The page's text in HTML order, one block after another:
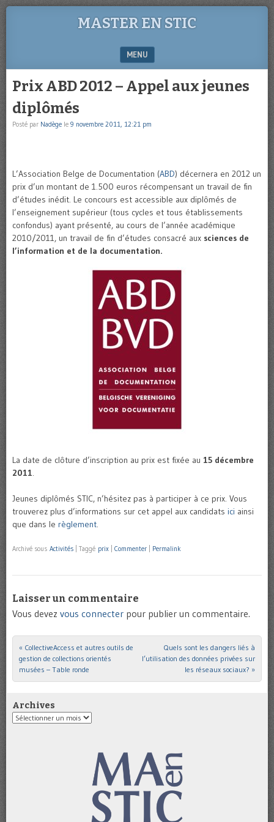
MASTER EN STIC
MENU
Prix ABD 2012 – Appel aux jeunes
diplômés
Posté par Nadège le 9 novembre 2011, 12:21 pm
L’Association Belge de Documentation (ABD) décernera en 2012 un
prix d’un montant de 1.500 euros récompensant un travail de fin
d’études inédit. Le concours est accessible aux diplômés de
l’enseignement supérieur (tous cycles et tous établissements
confondus) ayant présenté, au cours de l’année académique
2010/2011, un travail de fin d’études consacré aux sciences de
l’information et de la documentation.
La date de clôture d’inscription au prix est fixée au 15 décembre
2011.
Jeunes diplômés STIC, n’hésitez pas à participer à ce prix. Vous
trouverez plus d’informations sur cet appel aux candidats ici ainsi
que dans le règlement.
Archivé sous Activités Taggé prix Commenter Permalink
Laisser un commentaire
Vous devez vous connecter pour publier un commentaire.
Post navigation
« CollectiveAccess et autres outils de
gestion de collections orientés
musées – Table ronde
Quels sont les dangers liés à
l’utilisation des données privées sur
les réseaux sociaux? »
Archives
Archives